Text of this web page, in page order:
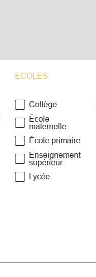
ECOLES
Collège
École
maternelle
École primaire
Enseignement
supérieur
Lycée